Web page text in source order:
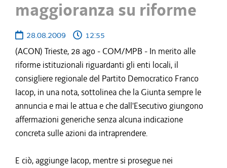
maggioranza su riforme
28.08.2009
12:55
(ACON) Trieste, 28 ago - COM/MPB - In merito alle
riforme istituzionali riguardanti gli enti locali, il
consigliere regionale del Partito Democratico Franco
Iacop, in una nota, sottolinea che la Giunta sempre le
annuncia e mai le attua e che dall'Esecutivo giungono
affermazioni generiche senza alcuna indicazione
concreta sulle azioni da intraprendere.
E ciò, aggiunge Iacop, mentre si prosegue nei